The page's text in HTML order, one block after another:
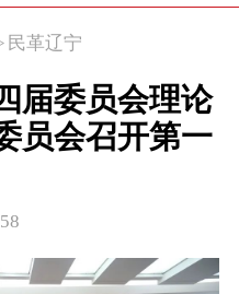
民革辽宁
届委员会理论
员会召开第一